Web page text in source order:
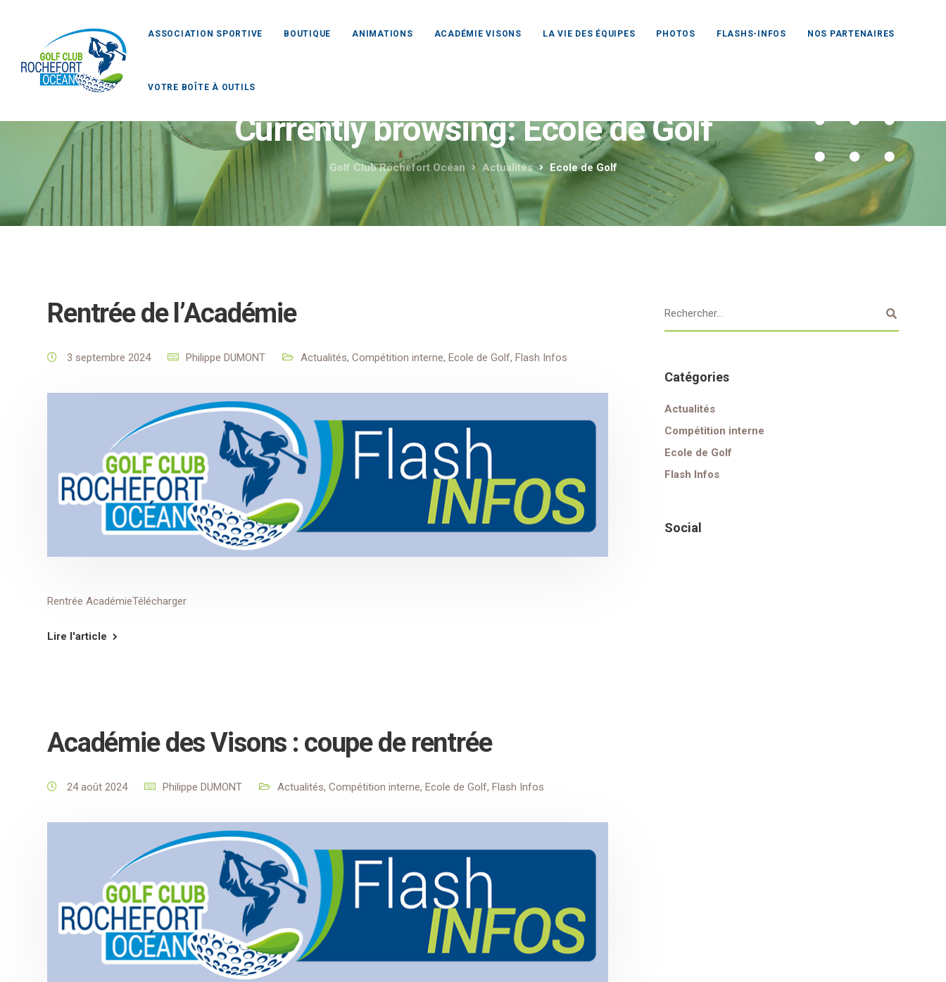
ASSOCIATION SPORTIVE BOUTIQUE ANIMATIONS ACADÉMIE VISONS LA VIE DES ÉQUIPES PHOTOS FLASHS-INFOS NOS PARTENAIRES
VOTRE BOÎTE À OUTILS
Currently browsing: Ecole de Golf
Golf Club Rochefort Océan Actualités Ecole de Golf
Rentrée de l’Académie
3 septembre 2024 Philippe DUMONT Actualités, Compétition interne, Ecole de Golf, Flash Infos
Rentrée AcadémieTélécharger
Lire l'article
Académie des Visons : coupe de rentrée
24 août 2024 Philippe DUMONT Actualités, Compétition interne, Ecole de Golf, Flash Infos
Catégories
Actualités
Compétition interne
Ecole de Golf
Flash Infos
Social